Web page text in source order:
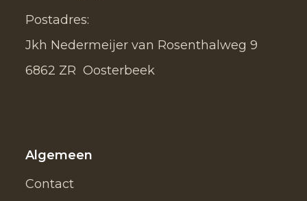
Postadres:
Jkh Nedermeijer van Rosenthalweg 9
6862 ZR Oosterbeek
Algemeen
Contact